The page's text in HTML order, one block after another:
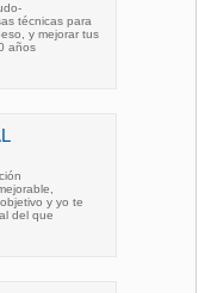
técnicas para
y mejorar tus
años
y yo te
del que